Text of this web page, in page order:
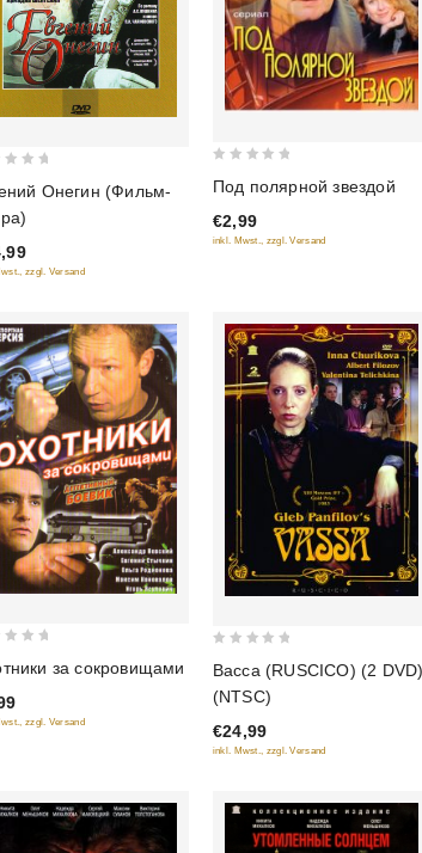
Онегин (Фильм-
zzgl. Versand
out
of
5
Под полярной звездой
€2,99
inkl. Mwst., zzgl. Versand
за сокровищами
zzgl. Versand
of
5
Васса (RUSCICO) (2 DVD)
(NTSC)
€24,99
inkl. Mwst., zzgl. Versand